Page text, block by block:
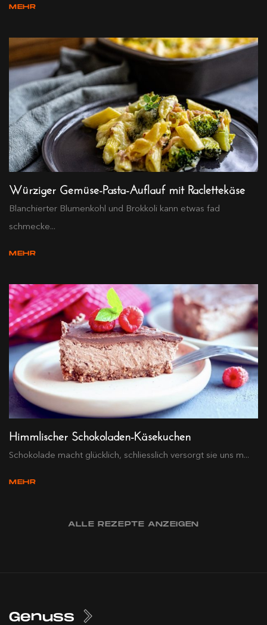
MEHR
Würziger Gemüse-Pasta-Auflauf mit Raclettekäse
Blanchierter Blumenkohl und Brokkoli kann etwas fad
schmecke...
MEHR
Himmlischer Schokoladen-Käsekuchen
Schokolade macht glücklich, schliesslich versorgt sie uns m...
MEHR
ALLE REZEPTE ANZEIGEN
Genuss